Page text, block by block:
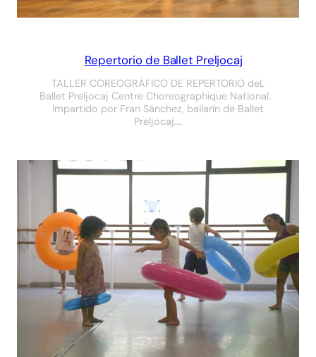
Repertorio de Ballet Preljocaj
TALLER COREOGRÁFICO DE REPERTORIO deL
Ballet Preljocaj Centre Choreographique National.
Impartido por Fran Sánchez, bailarín de Ballet
Preljocaj.…